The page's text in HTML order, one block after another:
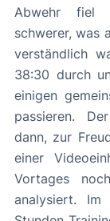
Abwehr fiel
schwerer, was
verständlich
38:30 durch
einigen
passieren. Der letzte Tag des Trainingslagers begann
dann, zur
einer
Vortages
analysiert.